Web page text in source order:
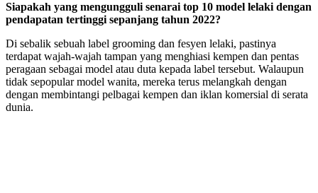
Siapakah yang mengungguli senarai top 10 model lelaki dengan
pendapatan tertinggi sepanjang tahun 2022?
Di sebalik sebuah label grooming dan fesyen lelaki, pastinya
terdapat wajah-wajah tampan yang menghiasi kempen dan pentas
peragaan sebagai model atau duta kepada label tersebut. Walaupun
tidak sepopular model wanita, mereka terus melangkah dengan
dengan membintangi pelbagai kempen dan iklan komersial di serata
dunia.